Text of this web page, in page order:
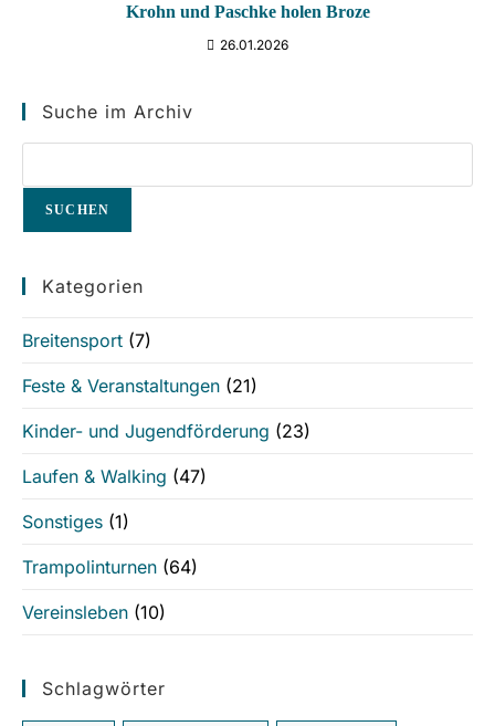
Krohn und Paschke holen Broze
26.01.2026
Suche im Archiv
SUCHEN
Kategorien
Breitensport (7)
Feste & Veranstaltungen (21)
Kinder- und Jugendförderung (23)
Laufen & Walking (47)
Sonstiges (1)
Trampolinturnen (64)
Vereinsleben (10)
Schlagwörter